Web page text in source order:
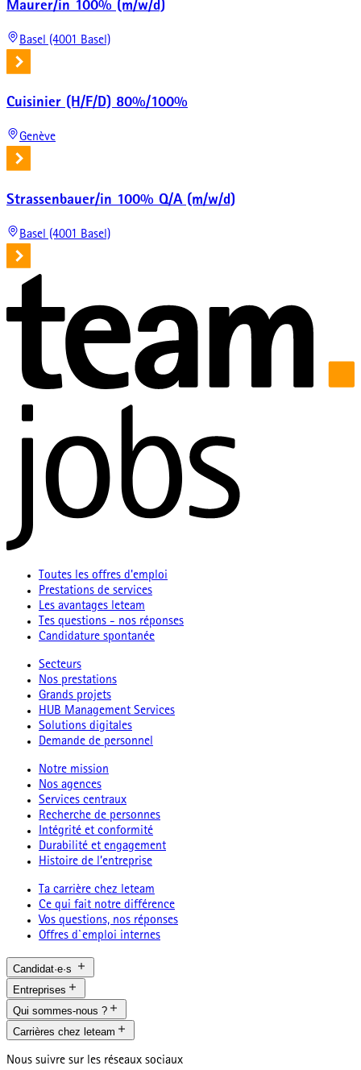
Maurer/in 100% (m/w/d)
Basel (4001 Basel)
Cuisinier (H/F/D) 80%/100%
Genève
Strassenbauer/in 100% Q/A (m/w/d)
Basel (4001 Basel)
Toutes les offres d'emploi
Prestations de services
Les avantages leteam
Tes questions - nos réponses
Candidature spontanée
Secteurs
Nos prestations
Grands projets
HUB Management Services
Solutions digitales
Demande de personnel
Notre mission
Nos agences
Services centraux
Recherche de personnes
Intégrité et conformité
Durabilité et engagement
Histoire de l’entreprise
Ta carrière chez leteam
Ce qui fait notre différence
Vos questions, nos réponses
Offres d`emploi internes
Candidat·e·s
Entreprises
Qui sommes-nous ?
Carrières chez leteam
Nous suivre sur les réseaux sociaux